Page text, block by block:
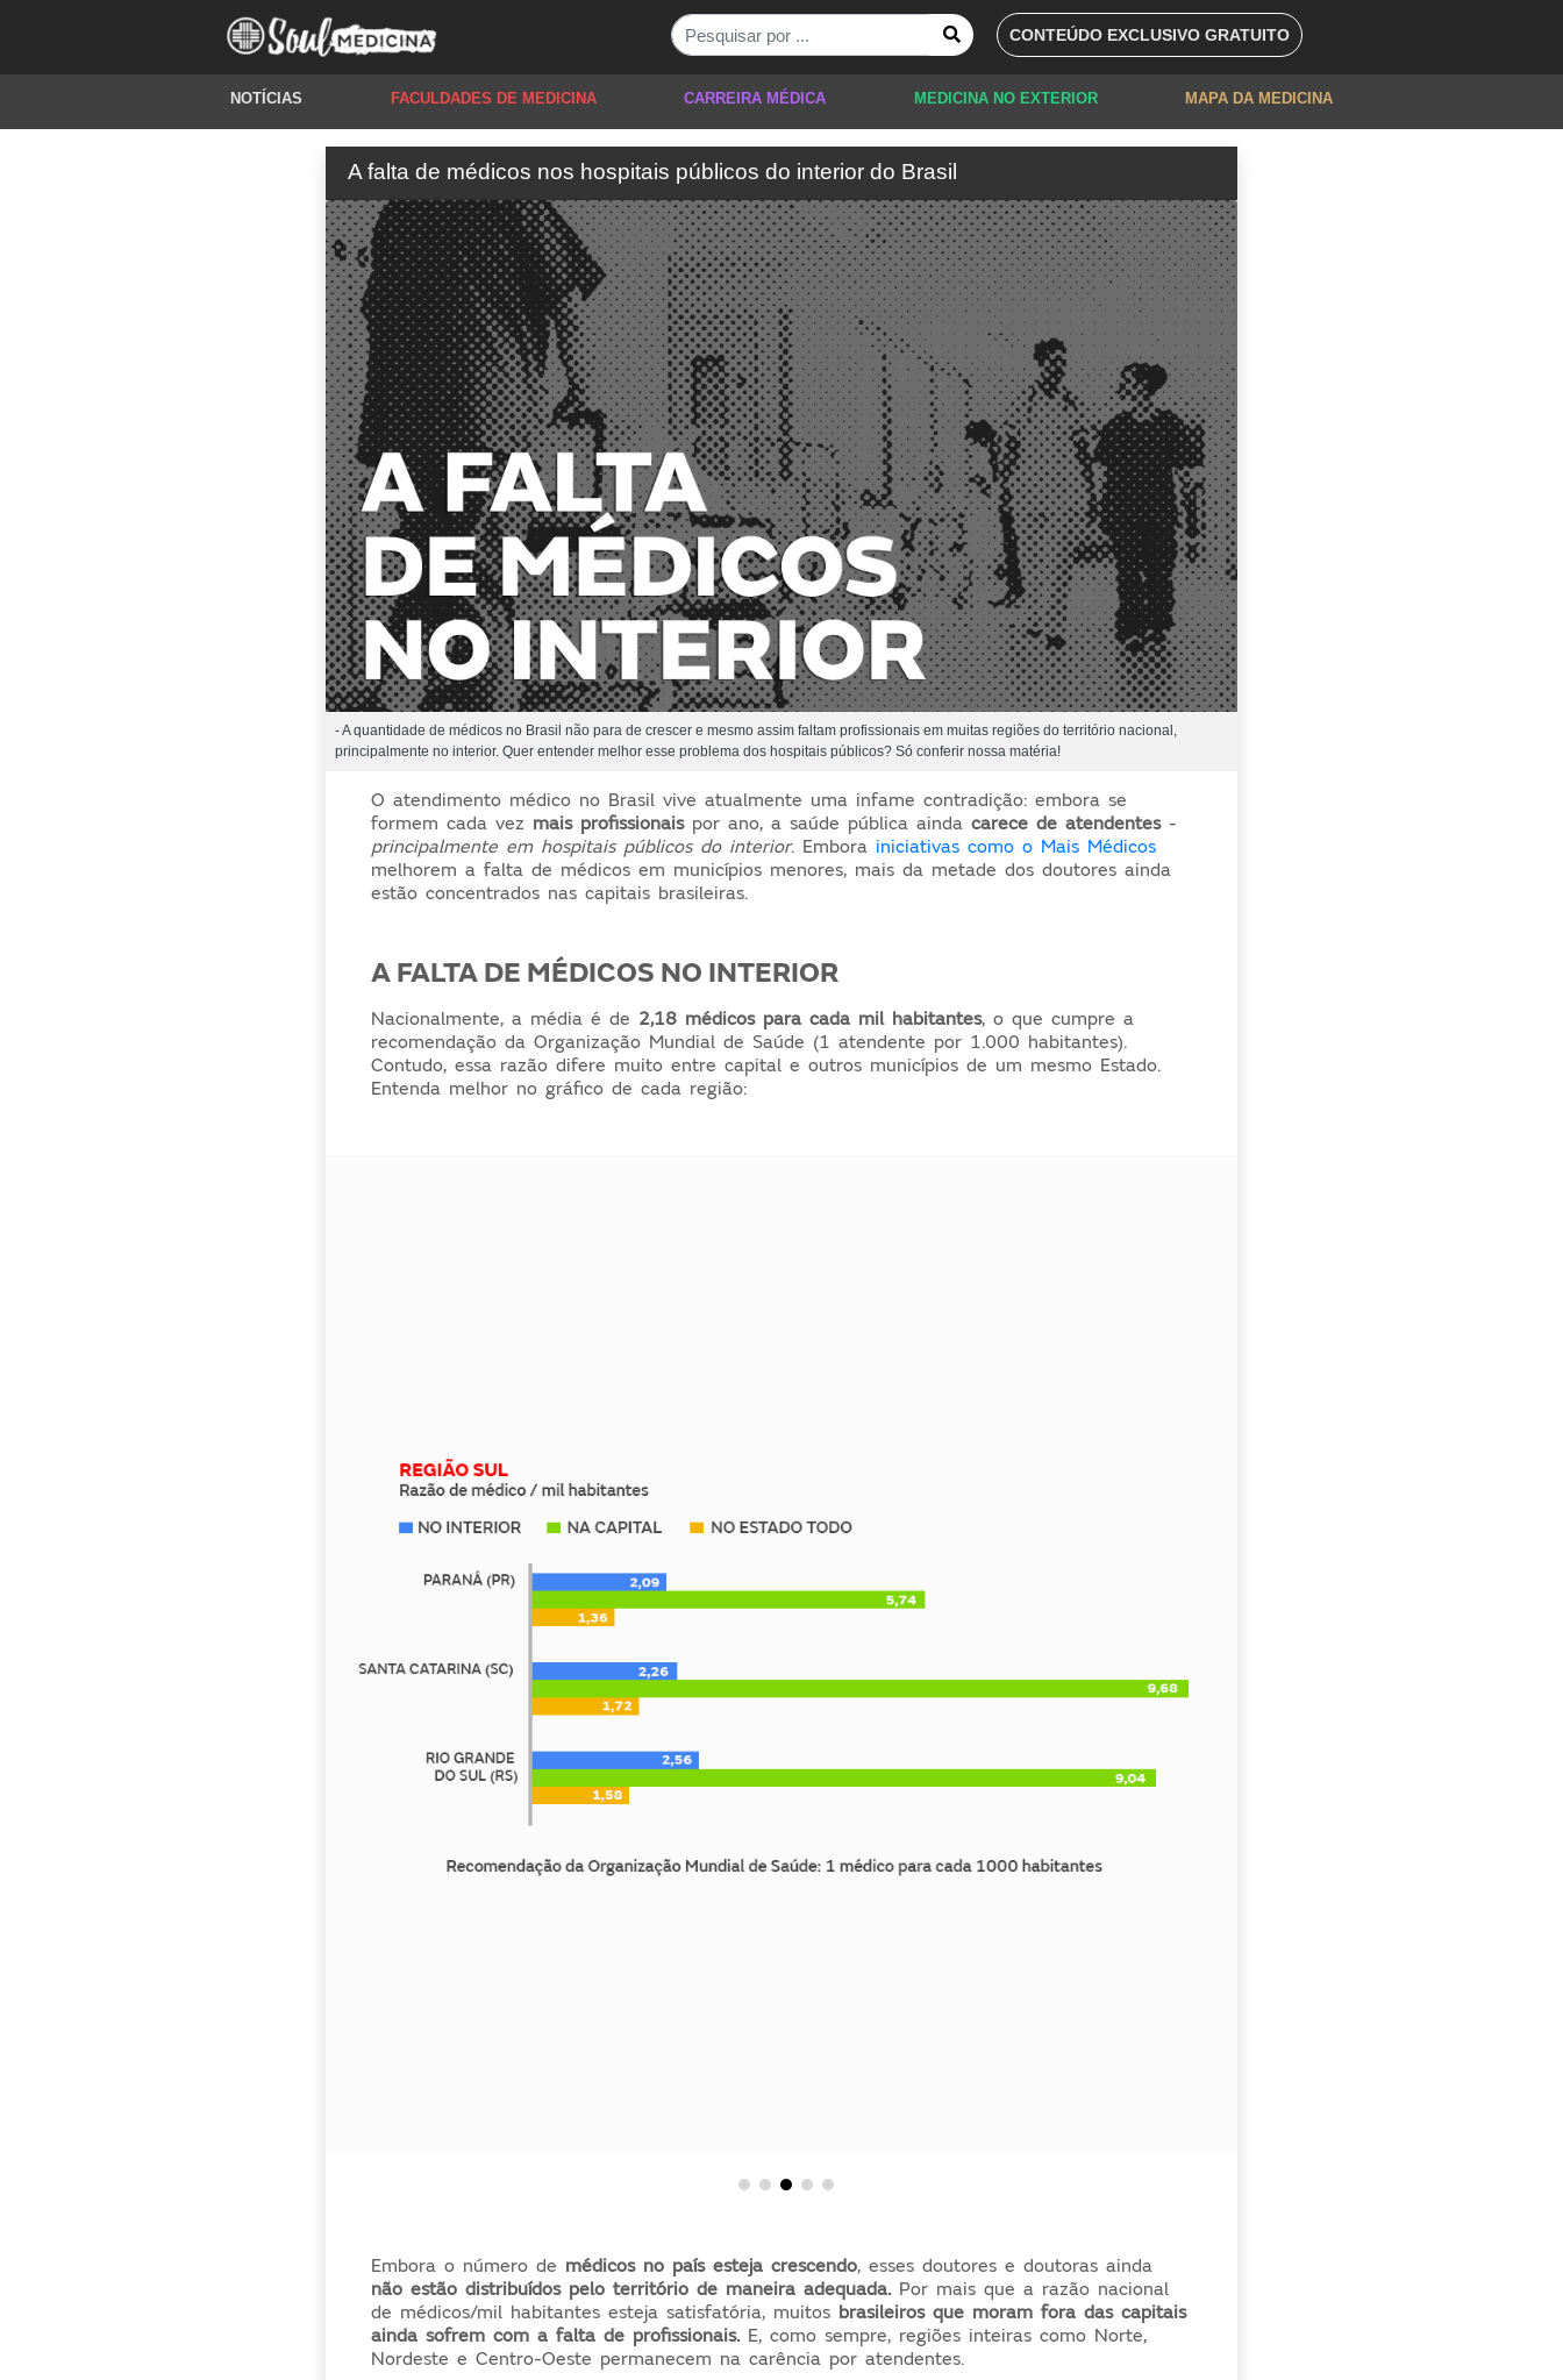
CONTEÚDO EXCLUSIVO GRATUITO
NOTÍCIAS FACULDADES DE MEDICINA CARREIRA MÉDICA MEDICINA NO EXTERIOR MAPA DA MEDICINA
A falta de médicos nos hospitais públicos do interior do Brasil
- A quantidade de médicos no Brasil não para de crescer e mesmo assim faltam profissionais em muitas regiões do território nacional,
principalmente no interior. Quer entender melhor esse problema dos hospitais públicos? Só conferir nossa matéria!
O atendimento médico no Brasil vive atualmente uma infame contradição: embora se
formem cada vez mais profissionaispor ano, a saúde pública aindacarece de atendentes-
principalmente em hospitais públicos do interior. Embora iniciativas como o Mais Médicos
melhorem a falta de médicos em municípios menores, mais da metade dos doutores ainda
estão concentrados nas capitais brasileiras.
A FALTA DE MÉDICOS NO INTERIOR
Nacionalmente, a média é de 2,18 médicos para cada mil habitantes, o que cumpre a
recomendação da Organização Mundial de Saúde (1 atendente por 1.000 habitantes).
Contudo, essa razão difere muito entre capital e outros municípios de um mesmo Estado.
Entenda melhor no gráfico de cada região:
Embora o número de médicos no país esteja crescendo, esses doutores e doutoras ainda
não estão distribuídos pelo território de maneira adequada.Por mais que a razão nacional
de médicos/mil habitantes esteja satisfatória, muitos brasileiros que moram fora das capitais
ainda sofrem com a falta de profissionais.E, como sempre, regiões inteiras como Norte,
Nordeste e Centro-Oeste permanecem na carência por atendentes.